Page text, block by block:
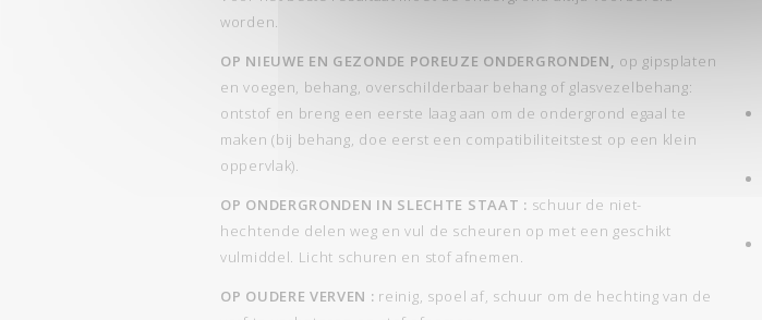
worden.
OP NIEUWE EN GEZONDE POREUZE ONDERGRONDEN, op gipsplaten
en voegen, behang, overschilderbaar behang of glasvezelbehang:
ontstof en breng een eerste laag aan om de ondergrond egaal te
maken (bij behang, doe eerst een compatibiliteitstest op een klein
oppervlak).
OP ONDERGRONDEN IN SLECHTE STAAT : schuur de niet-
hechtende delen weg en vul de scheuren op met een geschikt
vulmiddel. Licht schuren en stof afnemen.
OP OUDERE VERVEN : reinig, spoel af, schuur om de hechting van de